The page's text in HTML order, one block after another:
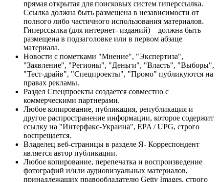
прямая открытая для поисковых систем гиперссылка.
Ссылка должна быть размещена в независимости от
полного либо частичного использования материалов.
Гиперссылка (для интернет- изданий) – должна быть
размещена в подзаголовке или в первом абзаце
материала.
Новости с пометками "Мнение", "Экспертиза",
"Заявление", "Регионы", "Деньги", "Власть", "Выборы",
"Тест-драйв", "Спецпроекты", "Промо" публикуются на
правах рекламы.
Раздел Спецпроекты создается совместно с
коммерческими партнерами.
Любое копирование, публикация, републикация и
другое распространение информации, которое содержит
ссылку на "Интерфакс-Украина", EPA / UPG, строго
воспрещается.
Владелец веб-страницы в разделе Я- Корреспондент
является автор публикации.
Любое копирование, перепечатка и воспроизведение
фотографий и/или аудиовизуальных материалов,
принадлежащих правообладателю Getty Images, строго